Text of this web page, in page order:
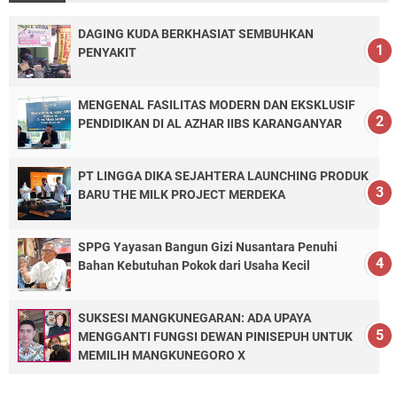
DAGING KUDA BERKHASIAT SEMBUHKAN
PENYAKIT
MENGENAL FASILITAS MODERN DAN EKSKLUSIF
PENDIDIKAN DI AL AZHAR IIBS KARANGANYAR
PT LINGGA DIKA SEJAHTERA LAUNCHING PRODUK
BARU THE MILK PROJECT MERDEKA
SPPG Yayasan Bangun Gizi Nusantara Penuhi
Bahan Kebutuhan Pokok dari Usaha Kecil
SUKSESI MANGKUNEGARAN: ADA UPAYA
MENGGANTI FUNGSI DEWAN PINISEPUH UNTUK
MEMILIH MANGKUNEGORO X